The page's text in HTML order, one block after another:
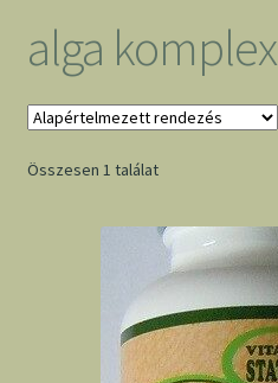
alga komplex
Összesen 1 találat